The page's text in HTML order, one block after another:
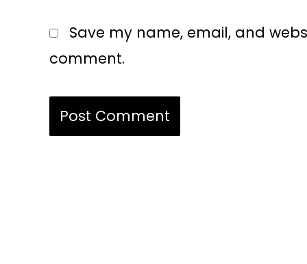
Save my name, email, and
comment.